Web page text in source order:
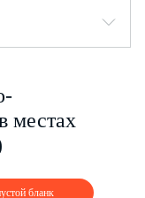
местах
бланк